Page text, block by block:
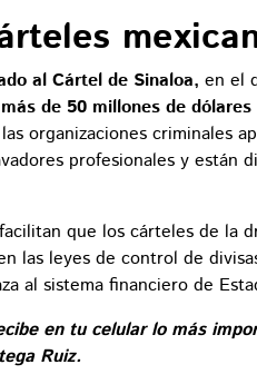
al Cártel de Sinaloa, en el
de 50 millones de
organizaciones criminales
profesionales y están
que los cárteles de la
las leyes de control de
al sistema financiero de
en tu celular lo más
Ruiz.